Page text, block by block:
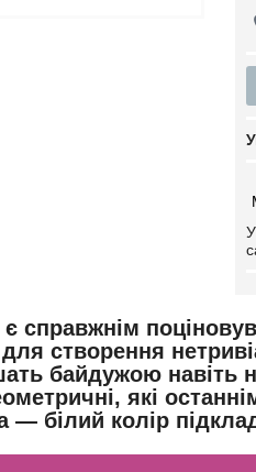
справжнім
створення
байдужою навіть
які
— білий колір